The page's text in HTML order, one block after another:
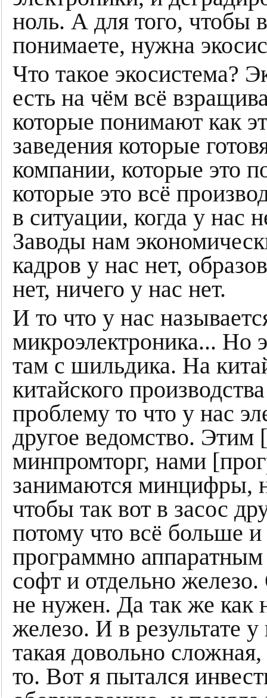
ноль. А для того, чтобы
понимаете, нужна
Что такое экосистема?
есть на чём всё
которые понимают как
заведения которые
компании, которые это
которые это всё
в ситуации, когда у нас
Заводы нам
кадров у нас нет,
нет, ничего у нас нет.
И то что у нас
микроэлектроника... Но
там с шильдика. На
китайского
проблему то что у нас
другое ведомство. Этим
минпромторг, нами
занимаются минцифры,
чтобы так вот в засос
потому что всё больше
программно
софт и отдельно
не нужен. Да так же как
железо. И в результате
такая довольно
то. Вот я пытался